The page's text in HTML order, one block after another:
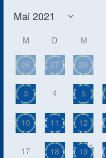
M D M
26 27 28
3 4 5
10 11 12
17 18 19
+